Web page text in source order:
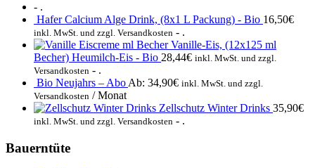
- .
Hafer Calcium Alge Drink, (8x1 L Packung) - Bio 16,50€
inkl. MwSt. und zzgl. Versandkosten - .
Vanille-Eis, (12x125 ml
Becher) Heumilch-Eis - Bio 28,44€ inkl. MwSt. und zzgl.
Versandkosten - .
Bio Neujahrs – Abo Ab: 34,90€ inkl. MwSt. und zzgl.
Versandkosten / Monat
Zellschutz Winter Drinks 35,90€
inkl. MwSt. und zzgl. Versandkosten - .
Bauerntüte